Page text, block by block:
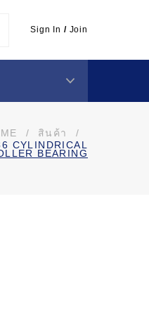
Sign In / Join
/ สินค้า
/
CYLINDRICAL
BEARING